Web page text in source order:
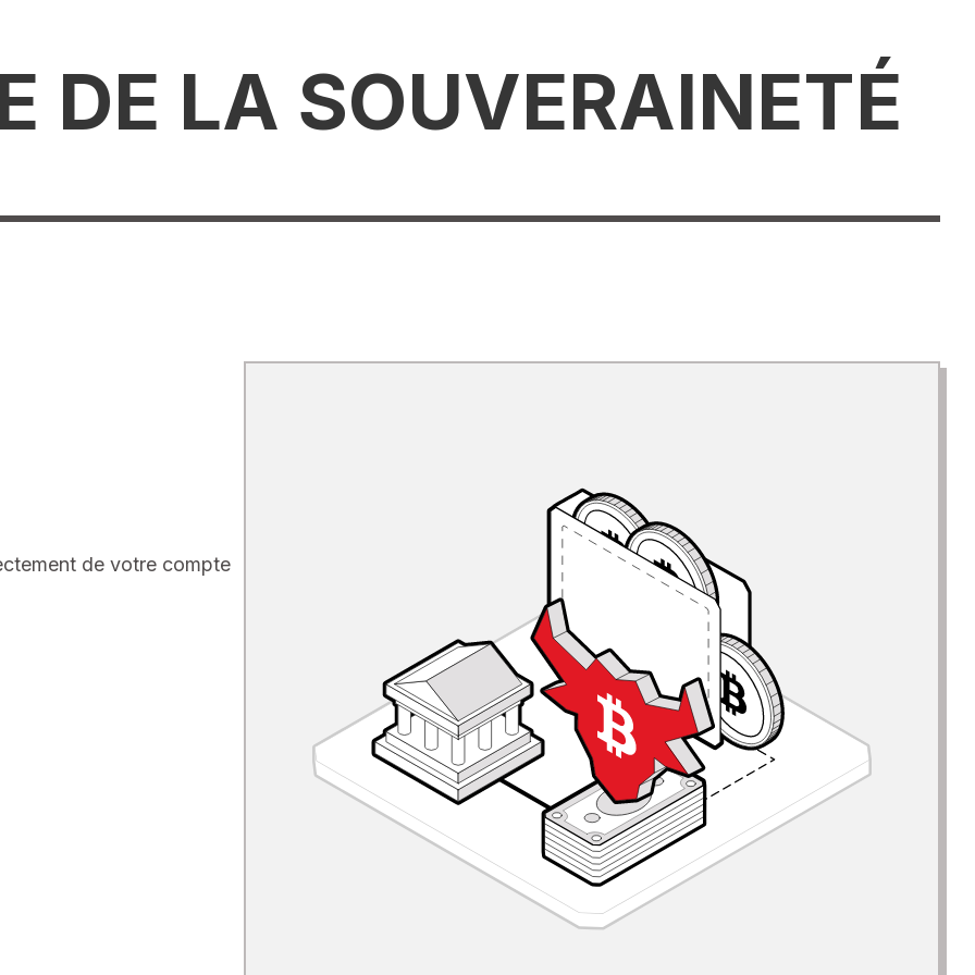
DE LA SOUVERAINETÉ
de votre compte